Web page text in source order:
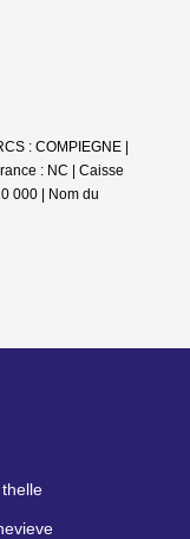
: COMPIEGNE |
: NC | Caisse
000 | Nom du